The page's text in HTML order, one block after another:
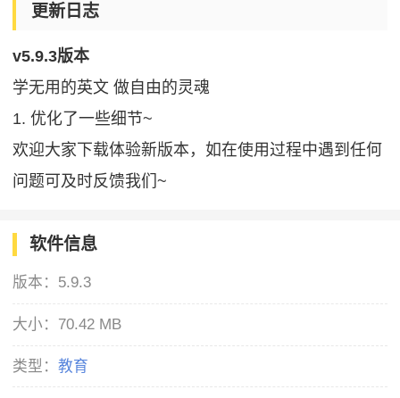
更新日志
v5.9.3版本
学无用的英文 做自由的灵魂
1. 优化了一些细节~
欢迎大家下载体验新版本，如在使用过程中遇到任何
问题可及时反馈我们~
软件信息
版本： 5.9.3
大小： 70.42 MB
类型：教育